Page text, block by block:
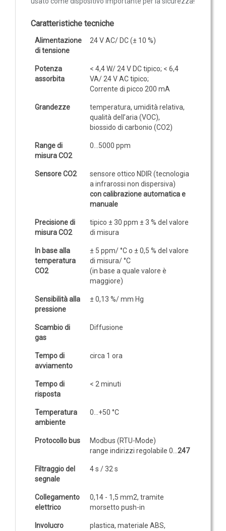
Caratteristiche tecniche
Alimentazione
di tensione
24 V AC/ DC (± 10 %)
Potenza
assorbita
< 4,4 W/ 24 V DC tipico; < 6,4
VA/ 24 V AC tipico;
Corrente di picco 200 mA
Grandezze
temperatura, umidità relativa,
qualità dell’aria (VOC),
biossido di carbonio (CO2)
Range di
misura CO2
0...5000 ppm
Sensore CO2
sensore ottico NDIR (tecnologia
a infrarossi non dispersiva)
con calibrazione automatica e
manuale
Precisione di
misura CO2
tipico ± 30 ppm ± 3 % del valore
di misura
In base alla
temperatura
CO2
± 5 ppm/ °C o ± 0,5 % del valore
di misura/ °C
(in base a quale valore è
maggiore)
Sensibilità alla
pressione
± 0,13 %/ mm Hg
Scambio di
gas
Diffusione
Tempo di
avviamento
circa 1 ora
Tempo di
risposta
< 2 minuti
Temperatura
ambiente
0...+50 °C
Protocollo bus
Modbus (RTU-Mode)
range indirizzi regolabile 0... 247
Filtraggio del
segnale
4 s / 32 s
Collegamento
elettrico
0,14 - 1,5 mm2, tramite
morsetto push-in
Involucro
plastica, materiale ABS,
Sensori LoRaWAN
Contatori e Convertitori LoRaWAN
Gateway LoRaWAN
Gateway
LOGGER
Data logger con sensore integrato
Ammoniaca (NH3)
NH3 ambiente
Etilene (C2H4)
C2H4 ambiente
C2H4 in condotto
Idrogeno (H2)
H2 ambiente
Monossido di carbonio (CO)
CO in condotto